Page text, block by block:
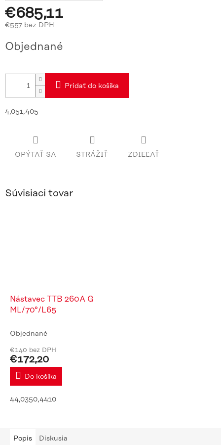
€685,11
€557 bez DPH
cena:
Objednané
Pridať do košíka
4,051,405
OPÝTAŤ SA STRÁŽIŤ ZDIEĽAŤ
Súvisiaci tovar
Nástavec TTB 260A G
ML/70°/L65
Objednané
€140 bez DPH
€172,20
Do košíka
44,0350,4410
Popis Diskusia